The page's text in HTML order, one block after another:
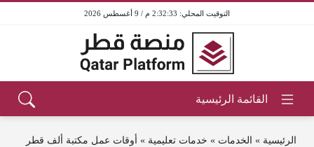
2:32:33 م / 9 أغسطس 2026
الرئيسية » الخدمات » خدمات تعليمية » أوقات عمل مكتبة ألف قطر